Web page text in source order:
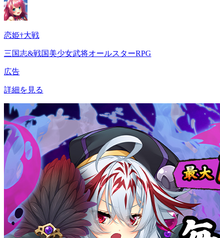
恋姫†大戦
三国志&戦国美少女武将オールスターRPG
広告
詳細を見る